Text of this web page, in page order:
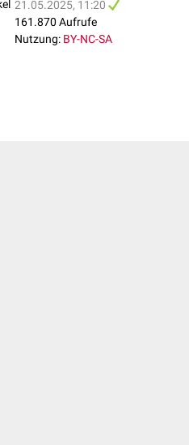
21.05.2025, 11:20
161.870 Aufrufe
Nutzung: BY-NC-SA